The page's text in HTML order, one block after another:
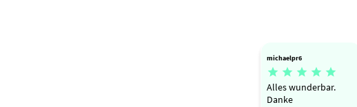
michaelpr6
    
Alles wunderbar.
Danke